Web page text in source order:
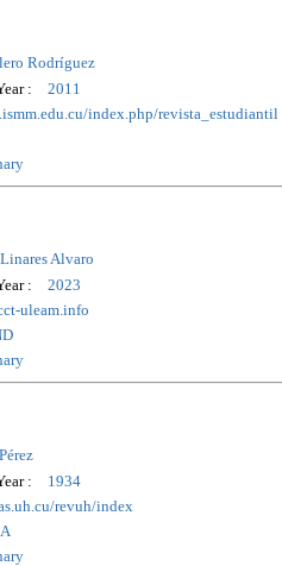
Rodríguez
:
2011
index.php/revista_estudiantil
Alvaro
:
2023
uleam.info
:
1934
revuh/index